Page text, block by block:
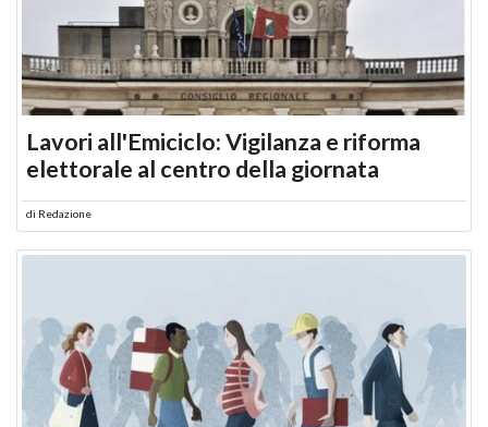
Lavori all'Emiciclo: Vigilanza e riforma
elettorale al centro della giornata
di Redazione